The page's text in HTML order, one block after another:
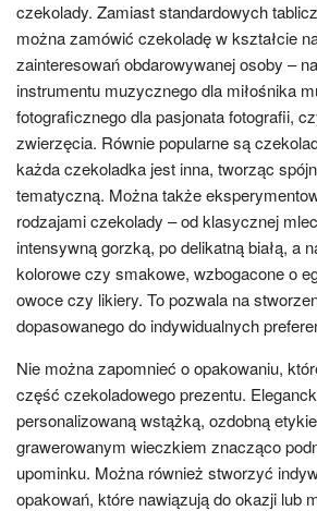
czekolady. Zamiast standardowych
można zamówić czekoladę w kształcie
zainteresowań obdarowywanej osoby –
instrumentu muzycznego dla miłośnika
fotograficznego dla pasjonata fotografii,
zwierzęcia. Równie popularne są
każda czekoladka jest inna, tworząc
tematyczną. Można także
rodzajami czekolady – od klasycznej
intensywną gorzką, po delikatną białą, a
kolorowe czy smakowe, wzbogacone o
owoce czy likiery. To pozwala na
dopasowanego do indywidualnych
Nie można zapomnieć o opakowaniu,
część czekoladowego prezentu.
personalizowaną wstążką, ozdobną
grawerowanym wieczkiem znacząco
upominku. Można również stworzyć
opakowań, które nawiązują do okazji lub